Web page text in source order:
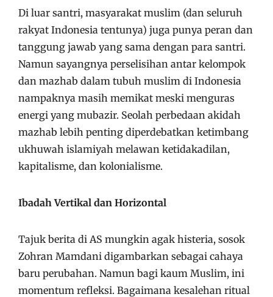
Di luar santri, masyarakat muslim (dan seluruh
rakyat Indonesia tentunya) juga punya peran dan
tanggung jawab yang sama dengan para santri.
Namun sayangnya perselisihan antar kelompok
dan mazhab dalam tubuh muslim di Indonesia
nampaknya masih memikat meski menguras
energi yang mubazir. Seolah perbedaan akidah
mazhab lebih penting diperdebatkan ketimbang
ukhuwah islamiyah melawan ketidakadilan,
kapitalisme, dan kolonialisme.
Ibadah Vertikal dan Horizontal
Tajuk berita di AS mungkin agak histeria, sosok
Zohran Mamdani digambarkan sebagai cahaya
baru perubahan. Namun bagi kaum Muslim, ini
momentum refleksi. Bagaimana kesalehan ritual